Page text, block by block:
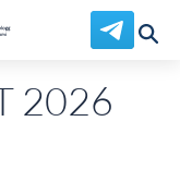
2026